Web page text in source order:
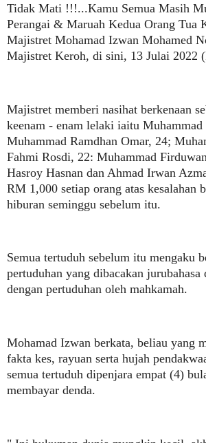
Tidak Mati !!!...Kamu Semua Masih
Perangai & Maruah Kedua Orang Tua
Majistret Mohamad Izwan Mohamed
Majistret Keroh, di sini, 13 Julai 2022
Majistret memberi nasihat berkenaan
keenam - enam lelaki iaitu
Muhammad Ramdhan Omar, 24;
Fahmi Rosdi, 22: Muhammad
Hasroy Hasnan dan Ahmad Irwan
RM 1,000 setiap orang atas kesalahan
hiburan seminggu sebelum itu.
Semua tertuduh sebelum itu mengaku
pertuduhan yang dibacakan jurubahasa
dengan pertuduhan oleh mahkamah.
Mohamad Izwan berkata, beliau yang
fakta kes, rayuan serta hujah
semua tertuduh dipenjara empat (4)
membayar denda.